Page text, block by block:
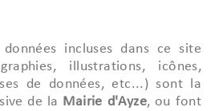
incluses dans ce site
illustrations, icônes,
de données, etc...) sont la
de la Mairie d'Ayze, ou font